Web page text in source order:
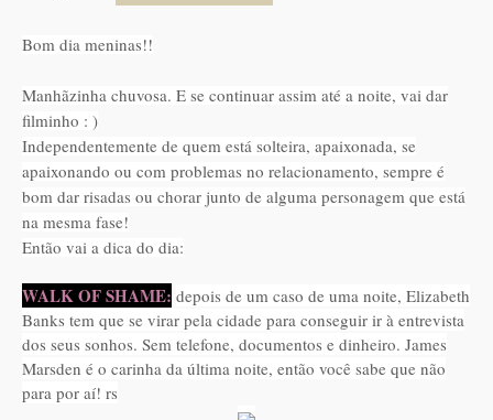
Bom dia meninas!!
Manhãzinha chuvosa. E se continuar assim até a noite, vai dar
filminho : )
Independentemente de quem está solteira, apaixonada, se
apaixonando ou com problemas no relacionamento, sempre é
bom dar risadas ou chorar junto de alguma personagem que está
na mesma fase!
Então vai a dica do dia:
WALK OF SHAME: depois de um caso de uma noite, Elizabeth
Banks tem que se virar pela cidade para conseguir ir à entrevista
dos seus sonhos. Sem telefone, documentos e dinheiro. James
Marsden é o carinha da última noite, então você sabe que não
para por aí! rs